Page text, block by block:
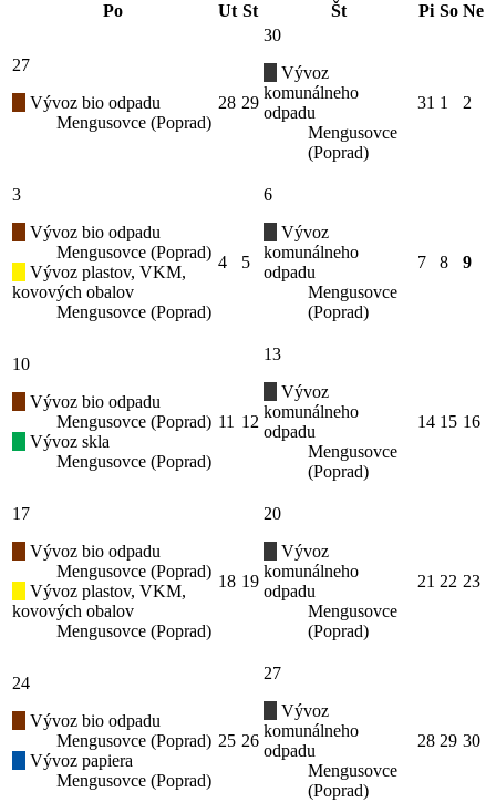
Po
Ut St Št Pi So Ne
27
Vývoz bio odpadu
Mengusovce (Poprad)
28 29
30
Vývoz
komunálneho
odpadu
Mengusovce
(Poprad)
31 1 2
3
Vývoz bio odpadu
Mengusovce (Poprad)
Vývoz plastov, VKM,
kovových obalov
Mengusovce (Poprad)
4 5
6
Vývoz
komunálneho
odpadu
Mengusovce
(Poprad)
7 8 9
10
Vývoz bio odpadu
Mengusovce (Poprad)
Vývoz skla
Mengusovce (Poprad)
11 12
13
Vývoz
komunálneho
odpadu
Mengusovce
(Poprad)
14 15 16
17
Vývoz bio odpadu
Mengusovce (Poprad)
Vývoz plastov, VKM,
kovových obalov
Mengusovce (Poprad)
18 19
20
Vývoz
komunálneho
odpadu
Mengusovce
(Poprad)
21 22 23
24
Vývoz bio odpadu
Mengusovce (Poprad)
Vývoz papiera
Mengusovce (Poprad)
25 26
27
Vývoz
komunálneho
odpadu
Mengusovce
(Poprad)
28 29 30